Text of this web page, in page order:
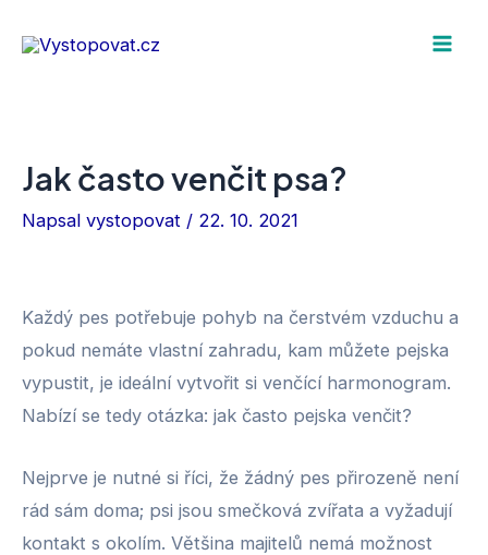
Jak často venčit psa?
Napsal vystopovat / 22. 10. 2021
Každý pes potřebuje pohyb na čerstvém vzduchu a
pokud nemáte vlastní zahradu, kam můžete pejska
vypustit, je ideální vytvořit si venčící harmonogram.
Nabízí se tedy otázka: jak často pejska venčit?
Nejprve je nutné si říci, že žádný pes přirozeně není
rád sám doma; psi jsou smečková zvířata a vyžadují
kontakt s okolím. Většina majitelů nemá možnost